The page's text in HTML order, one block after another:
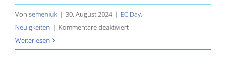
Von semeniuk | 30. August 2024 | EC Day,
Neuigkeiten | Kommentare deaktiviertfür
Cooperation
Weiterlesen